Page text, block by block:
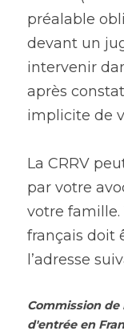
préalable
devant un
intervenir
après
implicite de
La CRRV
par votre
votre
français doit
l’adresse
Commission
d'entrée en